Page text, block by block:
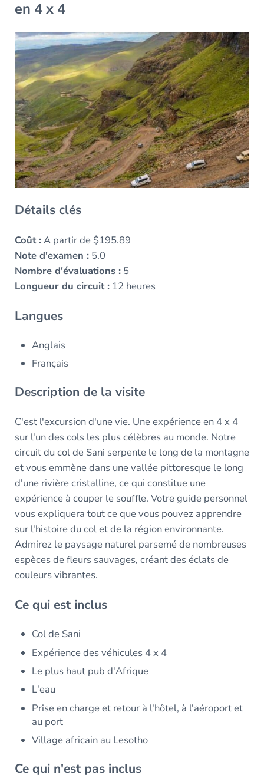
en 4 x 4
Détails clés
Coût :A partir de $195.89
Note d'examen :5.0
Nombre d'évaluations :5
Longueur du circuit :12 heures
Langues
Anglais
Français
Description de la visite
C'est l'excursion d'une vie. Une expérience en 4 x 4
sur l'un des cols les plus célèbres au monde. Notre
circuit du col de Sani serpente le long de la montagne
et vous emmène dans une vallée pittoresque le long
d'une rivière cristalline, ce qui constitue une
expérience à couper le souffle. Votre guide personnel
vous expliquera tout ce que vous pouvez apprendre
sur l'histoire du col et de la région environnante.
Admirez le paysage naturel parsemé de nombreuses
espèces de fleurs sauvages, créant des éclats de
couleurs vibrantes.
Ce qui est inclus
Col de Sani
Expérience des véhicules 4 x 4
Le plus haut pub d'Afrique
L'eau
Prise en charge et retour à l'hôtel, à l'aéroport et
au port
Village africain au Lesotho
Ce qui n'est pas inclus